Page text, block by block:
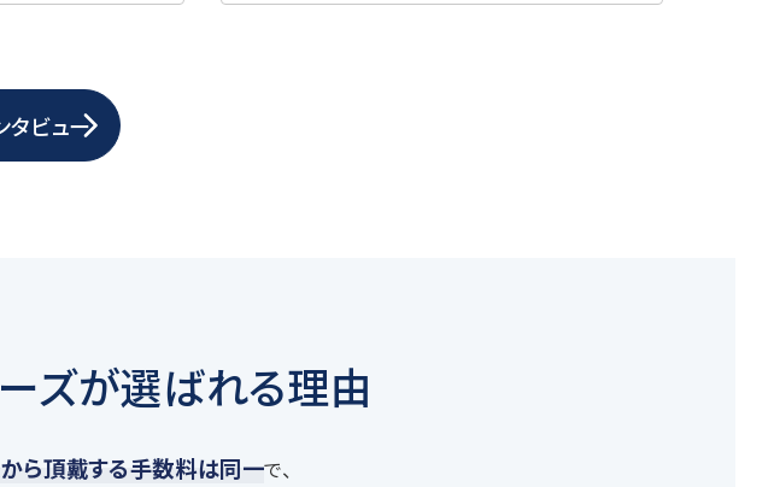
タビュー
ズが選ばれる理由
ら頂戴する手数料は同一で、